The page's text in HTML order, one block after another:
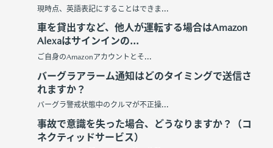
現時点、英語表記にすることはできま...
車を貸出すなど、他人が運転する場合はAmazon
Alexaはサインインの...
ご自身のAmazonアカウントとそ...
バーグラアラーム通知はどのタイミングで送信さ
れますか？
バーグラ警戒状態中のクルマが不正操...
事故で意識を失った場合、どうなりますか？（コ
ネクティッドサービス）